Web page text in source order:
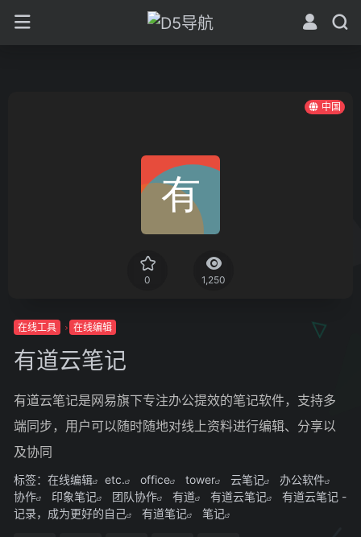
中国
0 1,250
在线工具 在线编辑
有道云笔记
有道云笔记是网易旗下专注办公提效的笔记软件，支持多
端同步，用户可以随时随地对线上资料进行编辑、分享以
及协同
标签： 在线编辑 etc. office tower 云笔记
办公软件
协作
印象笔记 团队协作 有道 有道云笔记
有道云笔记 -
记录，成为更好的自己
有道笔记 笔记